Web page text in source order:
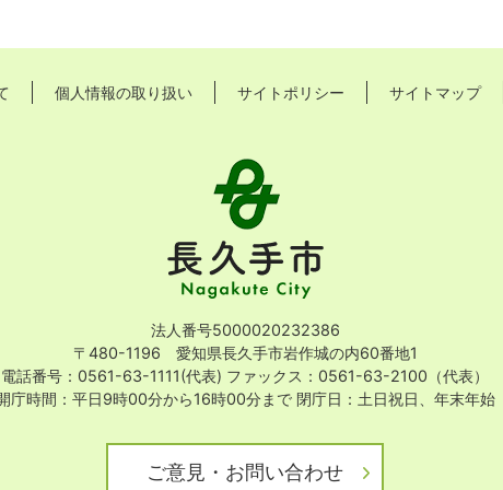
個人情報の取り扱い サイトポリシー サイトマップ
Nagakute
City
法人番号5000020232386
〒480-1196 愛知県長久手市岩作城の内60番地1
電話番号：0561-63-1111(代表) ファックス：0561-63-2100（代表）
庁時間：平日9時00分から16時00分まで 閉庁日：土日祝日、年末年始
ご意見・お問い合わせ